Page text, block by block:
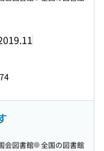
会図書館 全国の図書館